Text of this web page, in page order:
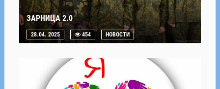
ЗАРНИЦА 2.0
28.04. 2025 454 НОВОСТИ